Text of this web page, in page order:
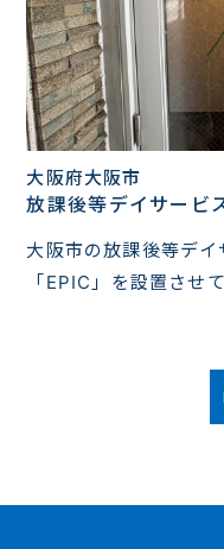
大阪府大阪市
放課後等デイサービ
大阪市の放課後等デ
「EPIC」を設置させ